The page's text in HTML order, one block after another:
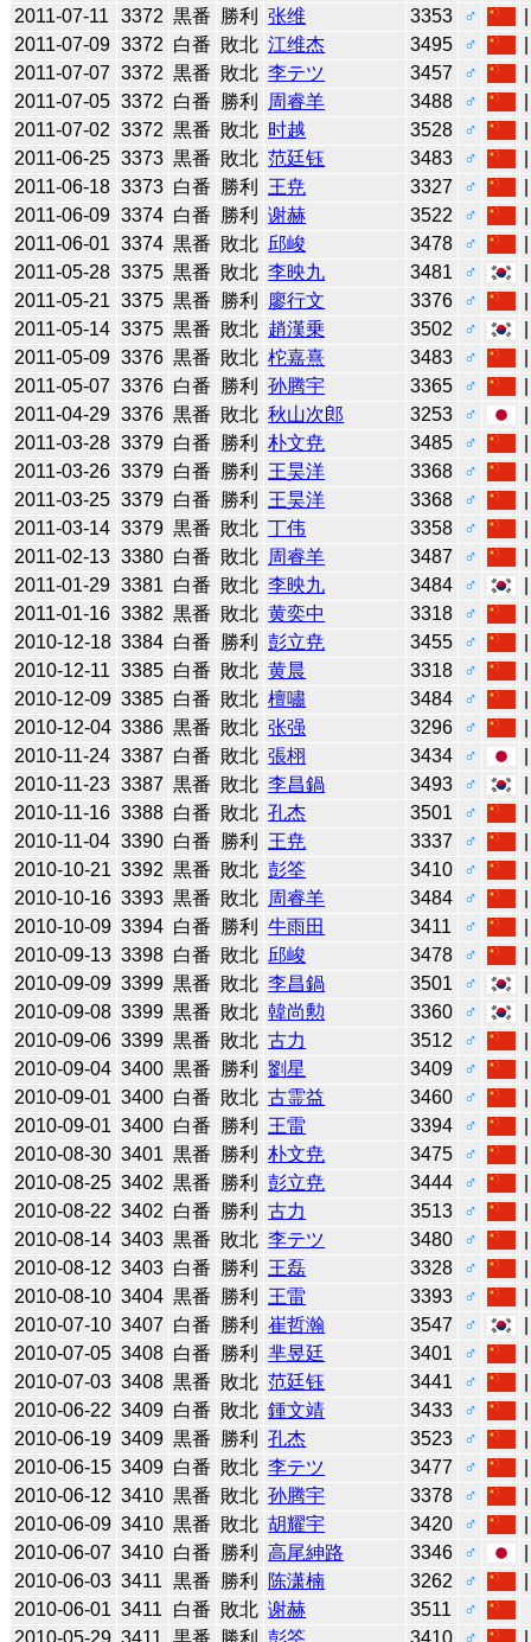
2011-07-11 3372 黒番 勝利 张维 3353 ♂
2011-07-09 3372 白番 敗北 江维杰 3495 ♂
2011-07-07 3372 黒番 敗北 李テツ 3457 ♂
2011-07-05 3372 白番 勝利 周睿羊 3488 ♂
2011-07-02 3372 黒番 敗北 时越 3528 ♂
2011-06-25 3373 黒番 敗北 范廷钰 3483 ♂
2011-06-18 3373 白番 勝利 王尭 3327 ♂
2011-06-09 3374 白番 勝利 谢赫 3522 ♂
2011-06-01 3374 黒番 敗北 邱峻 3478 ♂
2011-05-28 3375 黒番 敗北 李映九 3481 ♂
2011-05-21 3375 黒番 勝利 廖行文 3376 ♂
2011-05-14 3375 黒番 敗北 趙漢乗 3502 ♂
2011-05-09 3376 黒番 敗北 柁嘉熹 3483 ♂
2011-05-07 3376 白番 勝利 孙腾宇 3365 ♂
2011-04-29 3376 黒番 敗北 秋山次郎 3253 ♂
2011-03-28 3379 白番 勝利 朴文尭 3485 ♂
2011-03-26 3379 白番 勝利 王昊洋 3368 ♂
2011-03-25 3379 白番 勝利 王昊洋 3368 ♂
2011-03-14 3379 黒番 敗北 丁伟 3358 ♂
2011-02-13 3380 白番 敗北 周睿羊 3487 ♂
2011-01-29 3381 白番 敗北 李映九 3484 ♂
2011-01-16 3382 黒番 敗北 黄奕中 3318 ♂
2010-12-18 3384 白番 勝利 彭立尭 3455 ♂
2010-12-11 3385 白番 敗北 黄晨 3318 ♂
2010-12-09 3385 白番 敗北 檀嘯 3484 ♂
2010-12-04 3386 黒番 敗北 张强 3296 ♂
2010-11-24 3387 白番 敗北 張栩 3434 ♂
2010-11-23 3387 黒番 敗北 李昌鍋 3493 ♂
2010-11-16 3388 白番 敗北 孔杰 3501 ♂
2010-11-04 3390 白番 勝利 王尭 3337 ♂
2010-10-21 3392 黒番 敗北 彭筌 3410 ♂
2010-10-16 3393 黒番 敗北 周睿羊 3484 ♂
2010-10-09 3394 白番 勝利 牛雨田 3411 ♂
2010-09-13 3398 白番 敗北 邱峻 3478 ♂
2010-09-09 3399 黒番 敗北 李昌鍋 3501 ♂
2010-09-08 3399 黒番 敗北 韓尚勲 3360 ♂
2010-09-06 3399 黒番 敗北 古力 3512 ♂
2010-09-04 3400 黒番 勝利 劉星 3409 ♂
2010-09-01 3400 白番 敗北 古霊益 3460 ♂
2010-09-01 3400 白番 勝利 王雷 3394 ♂
2010-08-30 3401 黒番 勝利 朴文尭 3475 ♂
2010-08-25 3402 黒番 勝利 彭立尭 3444 ♂
2010-08-22 3402 白番 勝利 古力 3513 ♂
2010-08-14 3403 黒番 敗北 李テツ 3480 ♂
2010-08-12 3403 白番 勝利 王磊 3328 ♂
2010-08-10 3404 黒番 勝利 王雷 3393 ♂
2010-07-10 3407 白番 勝利 崔哲瀚 3547 ♂
2010-07-05 3408 白番 勝利 芈昱廷 3401 ♂
2010-07-03 3408 黒番 敗北 范廷钰 3441 ♂
2010-06-22 3409 白番 敗北 鍾文靖 3433 ♂
2010-06-19 3409 黒番 勝利 孔杰 3523 ♂
2010-06-15 3409 白番 敗北 李テツ 3477 ♂
2010-06-12 3410 黒番 敗北 孙腾宇 3378 ♂
2010-06-09 3410 黒番 敗北 胡耀宇 3420 ♂
2010-06-07 3410 白番 勝利 高尾紳路 3346 ♂
2010-06-03 3411 黒番 勝利 陈潇楠 3262 ♂
2010-06-01 3411 白番 敗北 谢赫 3511
♂
2010-05-29 3411 黒番 勝利 彭筌 3410 ♂